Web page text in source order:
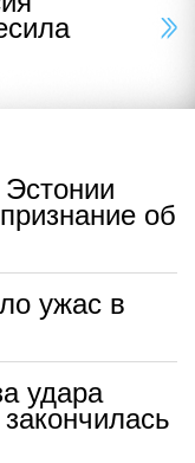
об
ужас в
удара